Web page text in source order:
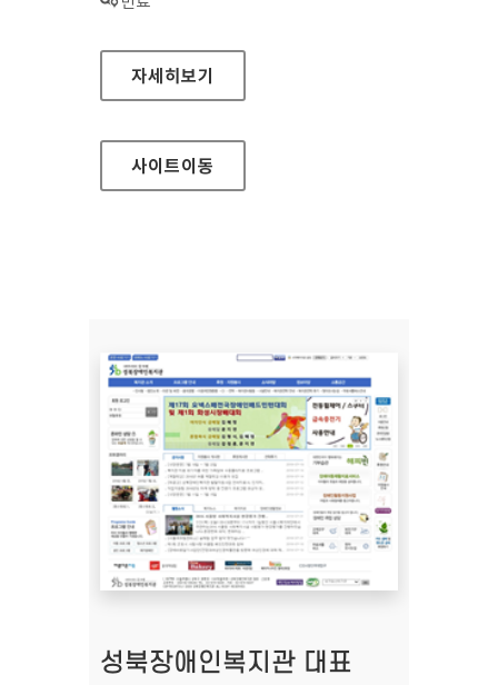
라자드코리아자산운용 대표 홈페이지
자세히보기
사이트이동
성북장애인복지관 대표